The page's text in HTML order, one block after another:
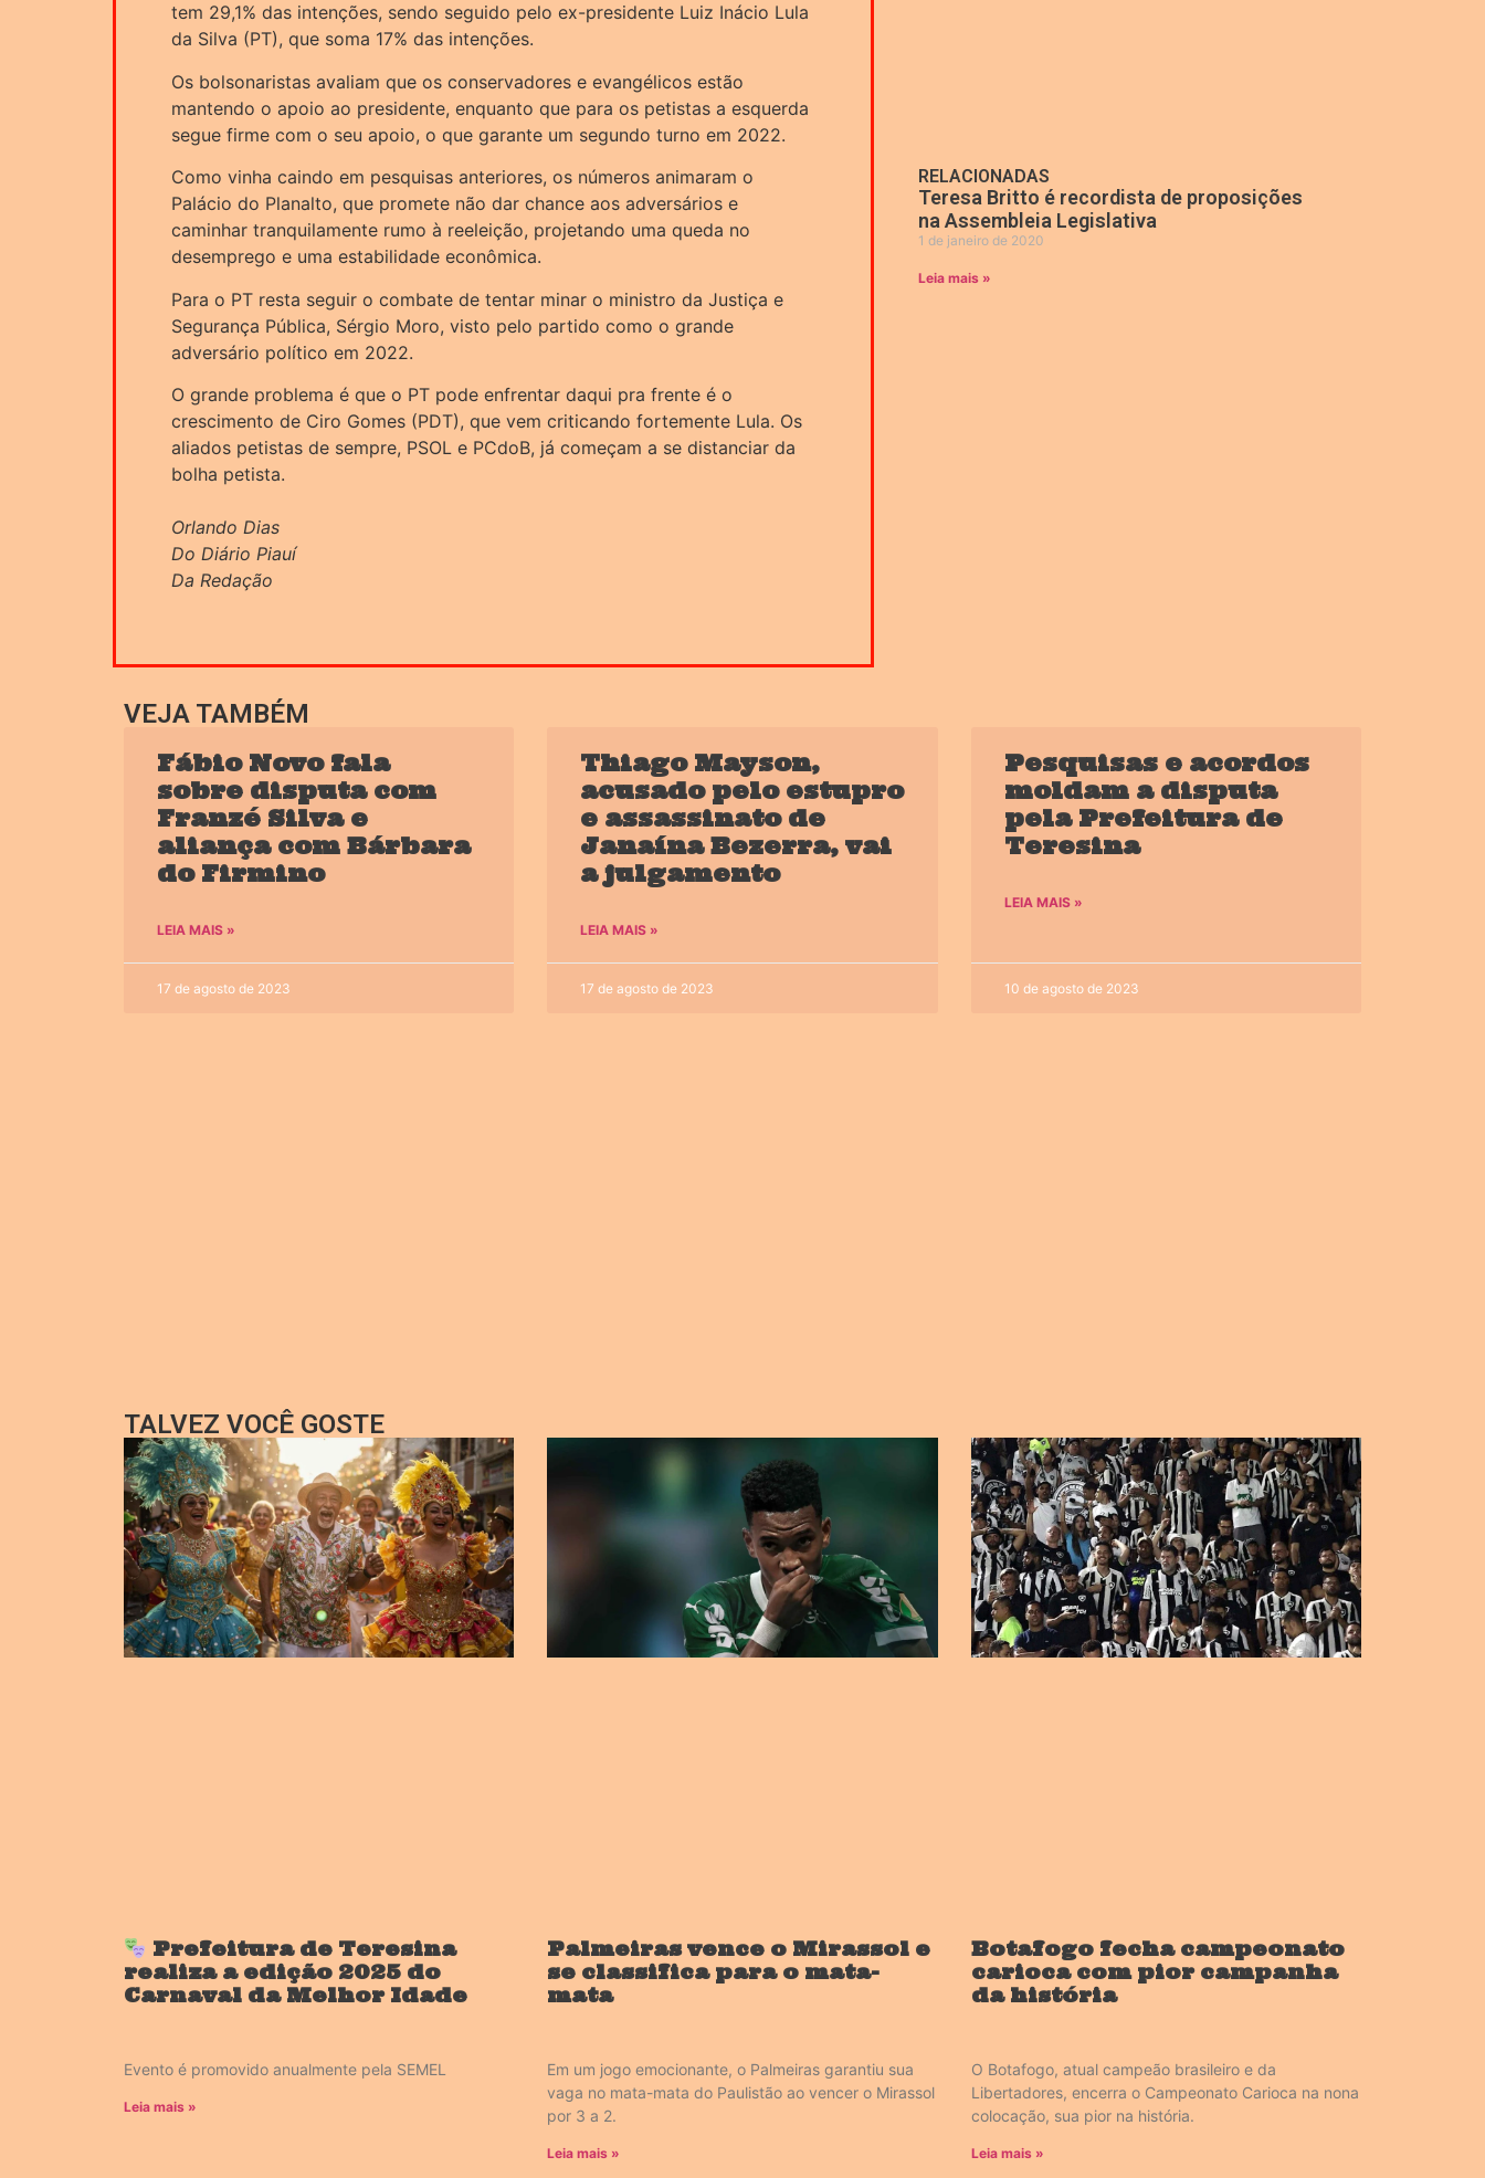
tem 29,1% das intenções, sendo seguido pelo ex-presidente Luiz Inácio Lula
da Silva (PT), que soma 17% das intenções.
Os bolsonaristas avaliam que os conservadores e evangélicos estão
mantendo o apoio ao presidente, enquanto que para os petistas a esquerda
segue firme com o seu apoio, o que garante um segundo turno em 2022.
Como vinha caindo em pesquisas anteriores, os números animaram o
Palácio do Planalto, que promete não dar chance aos adversários e
caminhar tranquilamente rumo à reeleição, projetando uma queda no
desemprego e uma estabilidade econômica.
Para o PT resta seguir o combate de tentar minar o ministro da Justiça e
Segurança Pública, Sérgio Moro, visto pelo partido como o grande
adversário político em 2022.
O grande problema é que o PT pode enfrentar daqui pra frente é o
crescimento de Ciro Gomes (PDT), que vem criticando fortemente Lula. Os
aliados petistas de sempre, PSOL e PCdoB, já começam a se distanciar da
bolha petista.
Orlando Dias
Do Diário Piauí
Da Redação
RELACIONADAS
Teresa Britto é recordista de proposições
na Assembleia Legislativa
1 de janeiro de 2020
Leia mais »
VEJA TAMBÉM
Fábio Novo fala
sobre disputa com
Franzé Silva e
aliança com Bárbara
do Firmino
LEIA MAIS »
17 de agosto de 2023
Thiago Mayson,
acusado pelo estupro
e assassinato de
Janaína Bezerra, vai
a julgamento
LEIA MAIS »
17 de agosto de 2023
Pesquisas e acordos
moldam a disputa
pela Prefeitura de
Teresina
LEIA MAIS »
10 de agosto de 2023
TALVEZ VOCÊ GOSTE
Prefeitura de Teresina
realiza a edição 2025 do
Carnaval da Melhor Idade
Evento é promovido anualmente pela SEMEL
Leia mais »
Palmeiras vence o Mirassol e
se classifica para o mata-
mata
Em um jogo emocionante, o Palmeiras garantiu sua
vaga no mata-mata do Paulistão ao vencer o Mirassol
por 3 a 2.
Leia mais »
Botafogo fecha campeonato
carioca com pior campanha
da história
O Botafogo, atual campeão brasileiro e da
Libertadores, encerra o Campeonato Carioca na nona
colocação, sua pior na história.
Leia mais »